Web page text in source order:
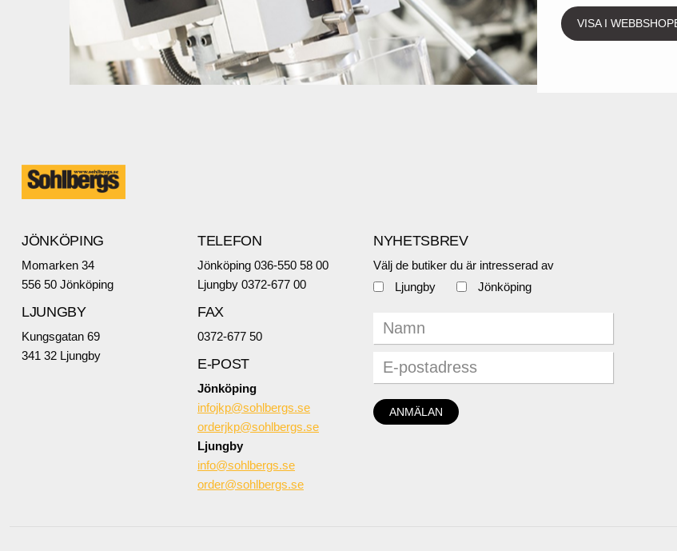
VISA I
JÖNKÖPING
Momarken 34
556 50 Jönköping
LJUNGBY
Kungsgatan 69
341 32 Ljungby
TELEFON
Jönköping 036-550 58 00
Ljungby 0372-677 00
FAX
0372-677 50
E-POST
Jönköping
infojkp@sohlbergs.se
orderjkp@sohlbergs.se
Ljungby
info@sohlbergs.se
order@sohlbergs.se
NYHETSBREV
Välj de butiker du är intresserad av
Ljungby
Jönköping